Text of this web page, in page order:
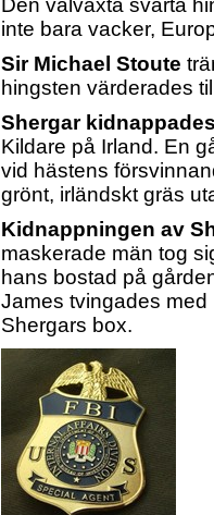
Den välväxta svarta
inte bara vacker,
Sir Michael Stoute
hingsten värderades
Shergar
Kildare på Irland. En
vid hästens
grönt, irländskt gräs
Kidnappningen av
maskerade män tog
hans bostad på
James tvingades
Shergars box.